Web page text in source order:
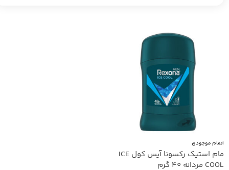
اتمام موجودی
مام استیک رکسونا آیس کول ICE
COOL مردانه 40 گرم